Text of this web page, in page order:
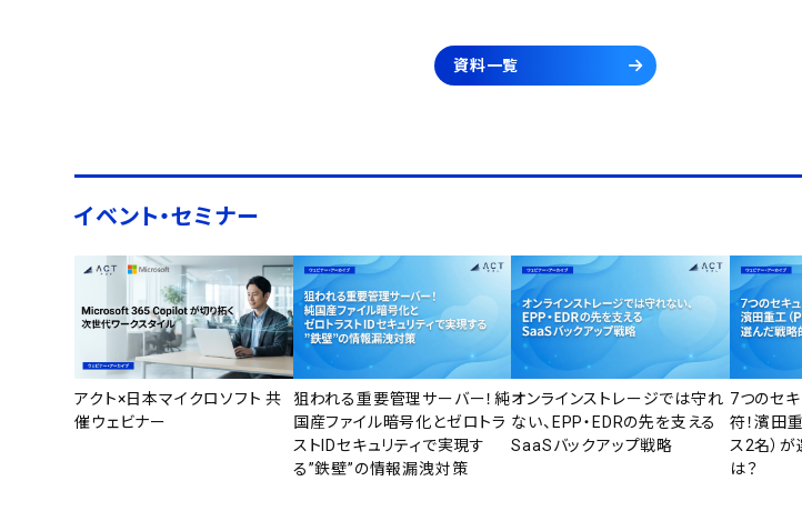
資料一覧
イベント・セミナー
アクト×日本マイクロソフト 共
催ウェビナー
狙われる重要管理サーバー！純
国産ファイル暗号化とゼロトラ
ストIDセキュリティで実現す
る”鉄壁”の情報漏洩対策
オンラインストレージでは守れ
ない、EPP・EDRの先を支える
SaaSバックアップ戦略
7つのセ
符！濱田
ス2名）
は？